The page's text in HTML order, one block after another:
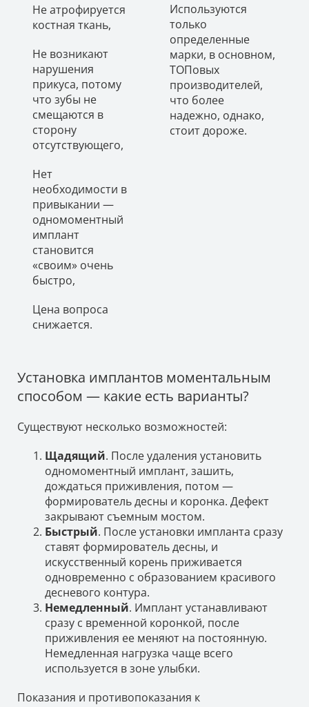
Не атрофируется
костная ткань,
Не возникают
нарушения
прикуса, потому
что зубы не
смещаются в
сторону
отсутствующего,
Нет
необходимости в
привыкании —
одномоментный
имплант
становится
«своим» очень
быстро,
Цена вопроса
снижается.
Используются
только
определенные
марки, в основном,
ТОПовых
производителей,
что более
надежно, однако,
стоит дороже.
Установка имплантов моментальным
способом — какие есть варианты?
Существуют несколько возможностей:
Щадящий. После удаления установить
одномоментный имплант, зашить,
дождаться приживления, потом —
формирователь десны и коронка. Дефект
закрывают съемным мостом.
Быстрый. После установки импланта сразу
ставят формирователь десны, и
искусственный корень приживается
одновременно с образованием красивого
десневого контура.
Немедленный. Имплант устанавливают
сразу с временной коронкой, после
приживления ее меняют на постоянную.
Немедленная нагрузка чаще всего
используется в зоне улыбки.
Показания и противопоказания к